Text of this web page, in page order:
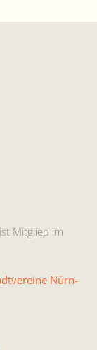
Mit­glied im
Nürn­